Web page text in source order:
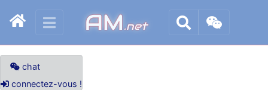
AM.net
chat
connectez-vous !